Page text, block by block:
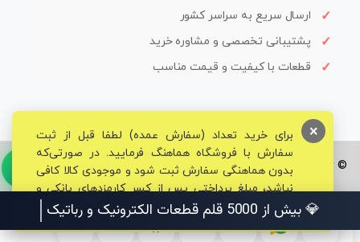
ارسال سریع به سراسر کشور
پشتیبانی تخصصی و مشاوره خرید
قطعات با کیفیت و قیمت مناسب
© تمامی حقوق برای فروشگاه تخصصی قم الکترونیک محفوظ می‌باشد.
برای خرید تعداد (سفارش عمده) لطفا قبل از ثبت
سفارش با فروشگاه هماهنگ فرمایید. در صورتی‌که
بدون هماهنگی سفارش ثبت شود و موجودی کالا کافی
نباشد، مبلغ پرداختی پس از کسر کارمزدهای بانکی و
مالیاتی به حساب شما بازگشت داده خواهد شد.
×
💎 بیش از 5000 قلم قطعات الکترونیک و رباتیک